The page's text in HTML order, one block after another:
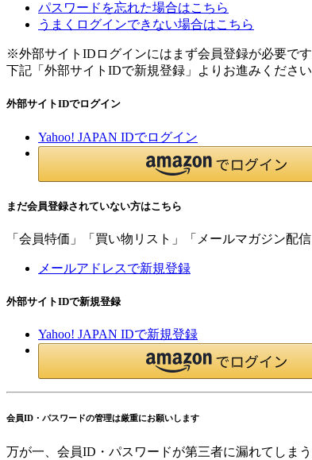
パスワードを忘れた場合はこちら
うまくログインできない場合はこちら
※外部サイトIDログインにはまず会員登録が必要です
下記「外部サイトIDで新規登録」よりお進みください
外部サイトIDでログイン
Yahoo! JAPAN IDでログイン
まだ会員登録されていない方はこちら
「会員特価」「買い物リスト」「メールマガジン配
メールアドレスで新規登録
外部サイトIDで新規登録
Yahoo! JAPAN IDで新規登録
会員ID・パスワードの管理は厳重にお願いします
万が一、会員ID・パスワードが第三者に漏れてしま